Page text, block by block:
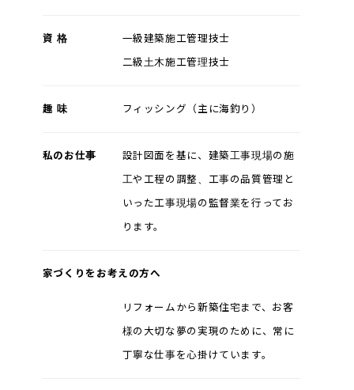
資 格 一級建築施工管理技士
二級土木施工管理技士
趣 味 フィッシング（主に海釣り）
私のお仕事 設計図面を基に、建築工事現場の施
工や工程の調整、工事の品質管理と
いった工事現場の監督業を行ってお
ります。
家づくりをお考えの方へ
リフォームから新築住宅まで、お客
様の大切な夢の実現のために、常に
丁寧な仕事を心掛けています。